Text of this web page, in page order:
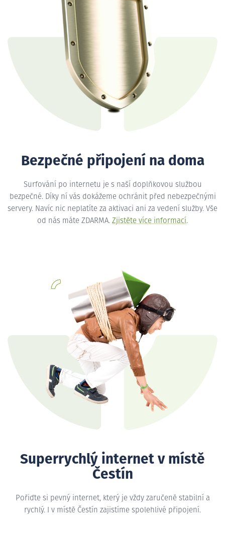
Bezpečné připojení na doma
Surfování po internetu je s naší doplňkovou službou
bezpečné. Díky ní vás dokážeme ochránit před nebezpečnými
servery. Navíc nic neplatíte za aktivaci ani za vedení služby. Vše
od nás máte ZDARMA. Zjistěte více informací.
Superrychlý internet v místě
Čestín
Pořiďte si pevný internet, který je vždy zaručeně stabilní a
rychlý. I v místě Čestín zajistíme spolehlivé připojení.